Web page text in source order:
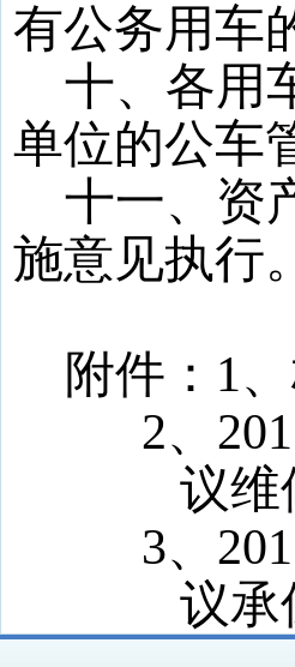
有公务用车
十、各用
单位的公车
十一、资
施意见执行。
附件： 1
2、
议维
3、
议承